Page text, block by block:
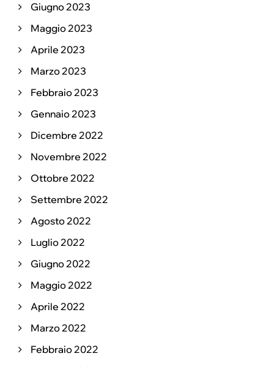
Giugno 2023
Maggio 2023
Aprile 2023
Marzo 2023
Febbraio 2023
Gennaio 2023
Dicembre 2022
Novembre 2022
Ottobre 2022
Settembre 2022
Agosto 2022
Luglio 2022
Giugno 2022
Maggio 2022
Aprile 2022
Marzo 2022
Febbraio 2022